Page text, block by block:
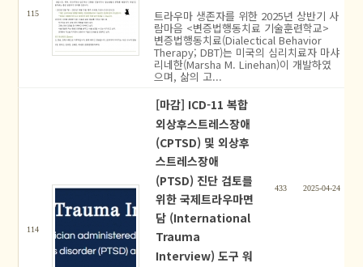
115 트라우마 생존자를 위한 2025년 상반기 사
람마음 <변증법행동치료 기술훈련학교>
변증법행동치료(Dialectical Behavior
Therapy; DBT)는 미국의 심리치료자 마샤
리네한(Marsha M. Linehan)이 개발하였
으며, 삶의 고...
114
[마감] ICD-11 복합
외상후스트레스장애
(CPTSD) 및 외상후
스트레스장애
(PTSD) 진단 검토를
위한 국제트라우마면
담 (International
Trauma
Interview) 도구 워
433 2025-04-24